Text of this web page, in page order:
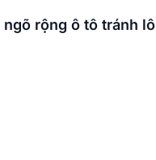
rộng ô tô tránh lô